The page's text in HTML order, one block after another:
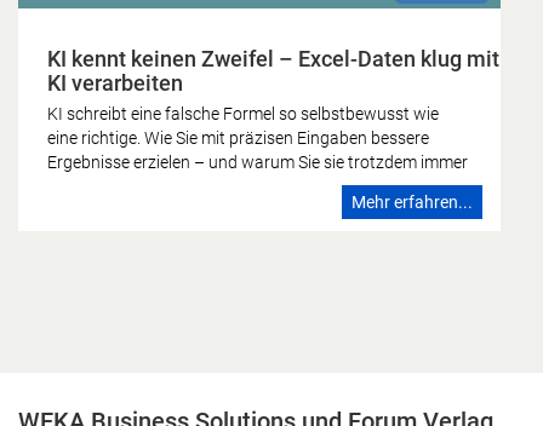
KI kennt keinen Zweifel – Excel-Daten klug mit
KI verarbeiten
KI schreibt eine falsche Formel so selbstbewusst wie
eine richtige. Wie Sie mit präzisen Eingaben bessere
Ergebnisse erzielen – und warum Sie sie trotzdem immer
gegenprüfen sollten. Die KI kennt keinen Zweifel Wer
schon einmal eine Formel falsch gebaut hat, kennt das
Mehr erfahren...